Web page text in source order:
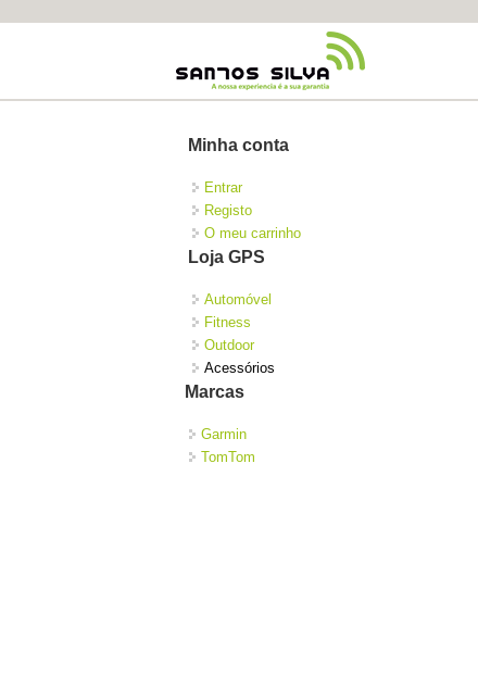
Minha conta
Entrar
Registo
O meu carrinho
Loja GPS
Automóvel
Fitness
Outdoor
Acessórios
Marcas
Garmin
TomTom